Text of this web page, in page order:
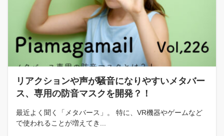
リアクションや声が騒音になりやすいメタバー
ス、専用の防音マスクを開発？！
最近よく聞く「メタバース」。 特に、VR機器やゲームなど
で使われることが増えてき...